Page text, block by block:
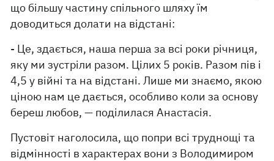
що більшу частину спільного шляху їм
доводиться долати на відстані:
- Це, здається, наша перша за всі роки річниця,
яку ми зустріли разом. Цілих 5 років. Разом пів і
4,5 у війні та на відстані. Лише ми знаємо, якою
ціною нам це дається, особливо коли за основу
береш любов, — поділилася Анастасія.
Пустовіт наголосила, що попри всі труднощі та
відмінності в характерах вони з Володимиром